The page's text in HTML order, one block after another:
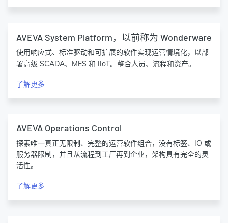
AVEVA System Platform，以前称为 Wonderware
使用响应式、标准驱动和可扩展的软件实现运营情境化，以部
署高级 SCADA、MES 和 IIoT。整合人员、流程和资产。
了解更多
AVEVA Operations Control
探索唯一真正无限制、完整的运营软件组合，没有标签、IO 或
服务器限制，并且从流程到工厂再到企业，架构具有完全的灵
活性。
了解更多